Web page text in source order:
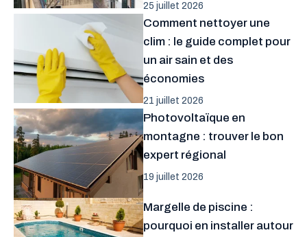
25 juillet 2026
Comment nettoyer une
clim : le guide complet pour
un air sain et des
économies
21 juillet 2026
Photovoltaïque en
montagne : trouver le bon
expert régional
19 juillet 2026
Margelle de piscine :
pourquoi en installer autour